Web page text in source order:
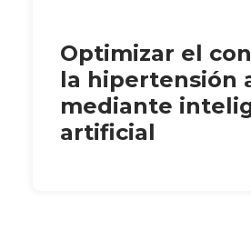
Optimizar el
la hipertensión
mediante
artificial